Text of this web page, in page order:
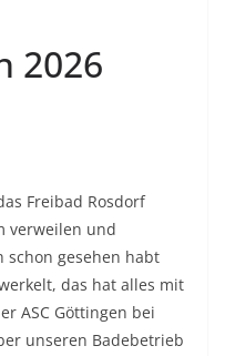
2026
Freibad Rosdorf
verweilen und
schon gesehen habt
das hat alles mit
ASC Göttingen bei
unseren Badebetrieb